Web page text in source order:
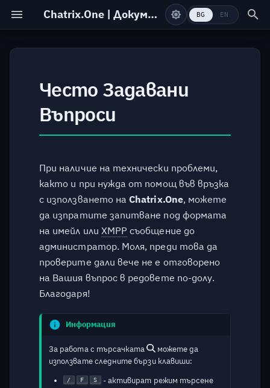
Chatrix.One | Документация BG EN
Регистрация
Онлайн форма
Изтриване на профил
Какво представлява
услугата?
Какво представлява
Терминология
Допълнителна
информация относно
XMPP
Списъци с безплатни
XMPP сървъри
Къде мога да намеря
публични стаи, към които
да се присъединя?
От колко време
съществува XMPP?
Често Задавани
Въпроси
При наличие на технически проблеми,
както и при нужда от помощ във връзка
с използването наChatrix.One, можете
да изпратите запитване под формата
на имейл или XMPP съобщение до
администратор. Моля, преди това да
проверите дали вече не е отговорено
на Вашия въпрос в редовете по-долу.
Благодаря!
Информация
За работа с търсачката
можете да
използвате следните бързи клавиши:
/ F S - активират режим търсене